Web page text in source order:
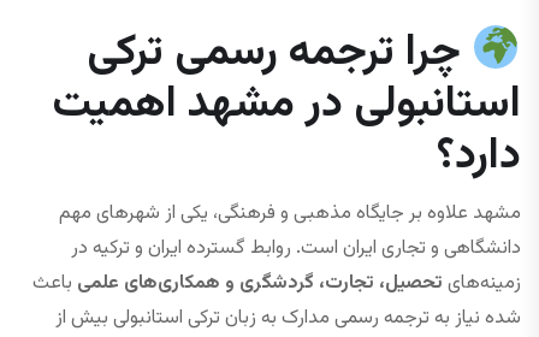
چرا ترجمه رسمی ترکی
استانبولی در مشهد اهمیت
دارد؟
مشهد علاوه بر جایگاه مذهبی و فرهنگی، یکی از شهرهای مهم
دانشگاهی و تجاری ایران است. روابط گسترده ایران و ترکیه در
زمینه‌های تحصیل، تجارت، گردشگری و همکاری‌های علمی باعث
شده نیاز به ترجمه رسمی مدارک به زبان ترکی استانبولی بیش از